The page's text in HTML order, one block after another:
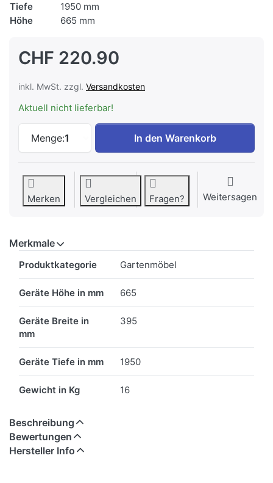
Tiefe
1950 mm
Höhe
665 mm
CHF 220.90
inkl. MwSt. zzgl. Versandkosten
Aktuell nicht lieferbar!
Menge:1
CONTINI Sonnenliege mit Kissen Taupe
In den Warenkorb
Merken Vergleichen Fragen? Weitersagen
Merkmale
Produktkategorie Gartenmöbel
Geräte Höhe in mm 665
Geräte Breite in
mm
395
Geräte Tiefe in mm 1950
Gewicht in Kg 16
Beschreibung
Bewertungen
Hersteller Info